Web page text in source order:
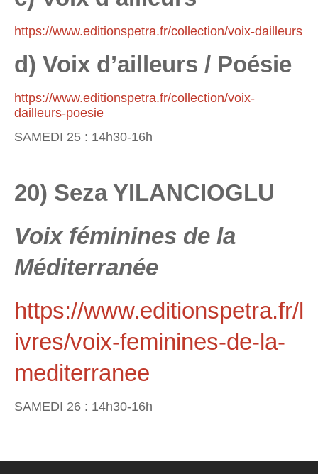
https://www.editionspetra.fr/collection/voix-dailleurs
d) Voix d’ailleurs / Poésie
https://www.editionspetra.fr/collection/voix-
dailleurs-poesie
SAMEDI 25 : 14h30-16h
20) Seza YILANCIOGLU
Voix féminines de la
Méditerranée
https://www.editionspetra.fr/l
ivres/voix-feminines-de-la-
mediterranee
SAMEDI 26 : 14h30-16h